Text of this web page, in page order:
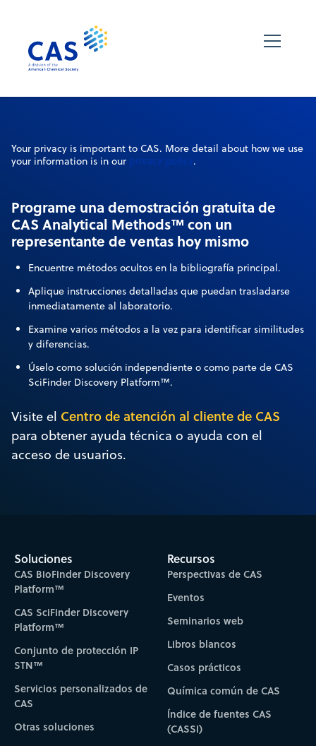
Your privacy is important to CAS. More detail about how we use
your information is in our privacy policy.
Programe una demostración gratuita de
CAS Analytical Methods™ con un
representante de ventas hoy mismo
Encuentre métodos ocultos en la bibliografía principal.
Aplique instrucciones detalladas que puedan trasladarse
inmediatamente al laboratorio.
Examine varios métodos a la vez para identificar similitudes
y diferencias.
Úselo como solución independiente o como parte de CAS
SciFinder Discovery Platform™.
Visite el Centro de atención al cliente de CAS
para obtener ayuda técnica o ayuda con el
acceso de usuarios.
Soluciones
CAS BioFinder Discovery
Platform™
CAS SciFinder Discovery
Platform™
Conjunto de protección IP
STN™
Servicios personalizados de
CAS
Otras soluciones
Recursos
Perspectivas de CAS
Eventos
Seminarios web
Libros blancos
Casos prácticos
Química común de CAS
Índice de fuentes CAS
(CASSI)